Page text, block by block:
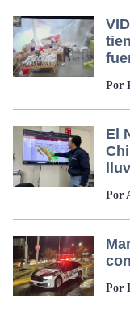
Por
El
Por
Por